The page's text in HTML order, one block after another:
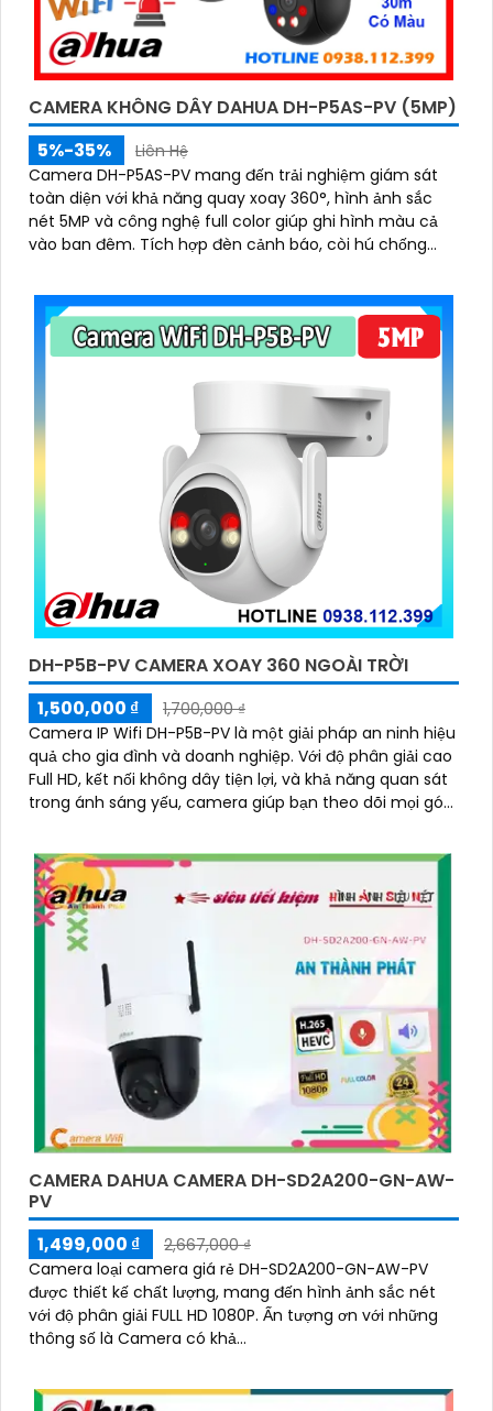
CAMERA KHÔNG DÂY DAHUA DH-P5AS-PV (5MP)
5%-35%
Liên Hệ
Camera DH-P5AS-PV mang đến trải nghiệm giám sát
toàn diện với khả năng quay xoay 360°, hình ảnh sắc
nét 5MP và công nghệ full color giúp ghi hình màu cả
vào ban đêm. Tích hợp đèn cảnh báo, còi hú chống
cùng chuẩn chống nước IP66 camera hoạt động ổn
định trong mọi điều kiện
DH-P5B-PV CAMERA XOAY 360 NGOÀI TRỜI
1,500,000 ₫
1,700,000 ₫
Camera IP Wifi DH-P5B-PV là một giải pháp an ninh hiệu
quả cho gia đình và doanh nghiệp. Với độ phân giải cao
Full HD, kết nối không dây tiện lợi, và khả năng quan sát
trong ánh sáng yếu, camera giúp bạn theo dõi mọi góc
CAMERA DAHUA CAMERA DH-SD2A200-GN-AW-
PV
1,499,000 ₫
2,667,000 ₫
Camera loại camera giá rẻ DH-SD2A200-GN-AW-PV
được thiết kế chất lượng, mang đến hình ảnh sắc nét
với độ phân giải FULL HD 1080P. Ấn tượng ơn với những
thông số là Camera có khả...